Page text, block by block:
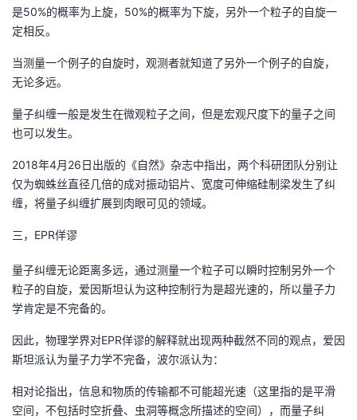
者
学
我
的
我
证
实
的
藏
支
持
的
术
持
我
云
建
是50%的概率为上旋，50%的概率为下旋，另外一个粒子的自旋一
定相反。
当测量一个例子的自旋时，观测者就知道了另外一个例子的自旋，
无论多远。
量子纠缠一般是发生在微观粒子之间，但是宏观尺度下的量子之间
也可以发生。
2018年4月26日出版的《自然》杂志中指出，两个科研团队分别让
仅为蜘蛛丝直径几倍的成对振动铝片、宽度可伸缩硅制梁发生了纠
缠，将量子纠缠扩展到肉眼可见的领域。
三，EPR佯谬
量子纠缠无论距离多远，通过测量一个粒子可以瞬时控制另外一个
粒子的自旋，爱因斯坦认为这种控制行为是超光速的，所以量子力
学肯定是不完备的。
因此，物理学界对EPR佯谬的解释就出现两种截然不同的观点，爱因
斯坦派认为量子力学不完备，波尔派认为：
相对论指出，信息和物质的传输都不可能超光速（这里指的是平滑
空间，不包括时空折叠、虫洞等概念所描述的空间），而量子纠